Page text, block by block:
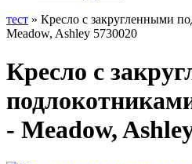
тест » Кресло с закругленными
Meadow, Ashley 5730020
Кресло с
- Meadow,